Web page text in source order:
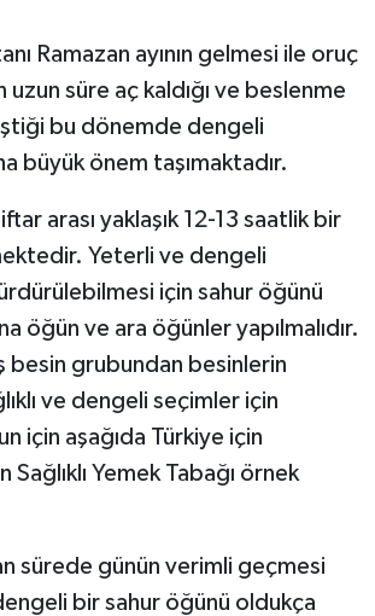
Ramazan ayının gelmesi ile oruç
süre aç kaldığı ve beslenme
bu dönemde dengeli
büyük önem taşımaktadır.
iftar arası yaklaşık 12-13 saatlik bir
Yeterli ve dengeli
için sahur öğünü
öğün ve ara öğünler yapılmalıdır.
besin grubundan besinlerin
ve dengeli seçimler için
için aşağıda Türkiye için
Sağlıklı Yemek Tabağı örnek
sürede günün verimli geçmesi
bir sahur öğünü oldukça